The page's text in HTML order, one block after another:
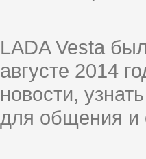
LADA Vesta
августе 2014
новости,
для общения и